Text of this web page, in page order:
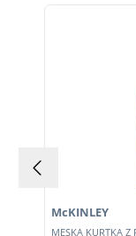
MĘSKA KURTKA
McKINLEY